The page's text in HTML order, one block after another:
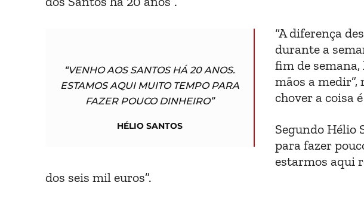
“VENHO AOS SANTOS HÁ 20 ANOS.
ESTAMOS AQUI MUITO TEMPO PARA
FAZER POUCO DINHEIRO”
HÉLIO SANTOS
“A diferença
durante a
fim de semana,
mãos a medir”,
chover a coisa
Segundo Hélio
para fazer
estarmos aqui
dos seis mil euros”.